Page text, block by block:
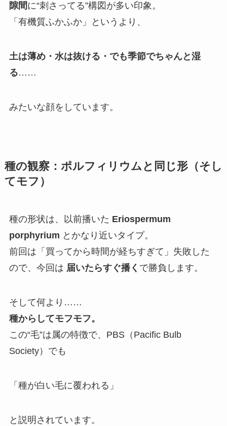
隙間に“刺さってる”構図が多い印象。
「有機質ふかふか」というより、
土は薄め・水は抜ける・でも季節でちゃんと湿
る……
みたいな顔をしています。
種の観察：ポルフィリウムと同じ形（そし
てモフ）
種の形状は、以前播いた Eriospermum
porphyrium とかなり近いタイプ。
前回は「買ってから時間が経ちすぎて」失敗した
ので、今回は 届いたらすぐ播く で勝負します。
そして何より……
種からしてモフモフ。
この“毛”は属の特徴で、PBS（Pacific Bulb
Society）でも
「種が白い毛に覆われる」
と説明されています。